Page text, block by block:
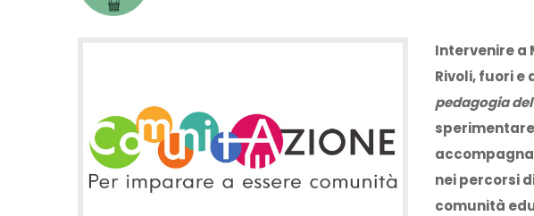
Intervenire a
Rivoli, fuori e
pedagogia
nei percorsi
comunità